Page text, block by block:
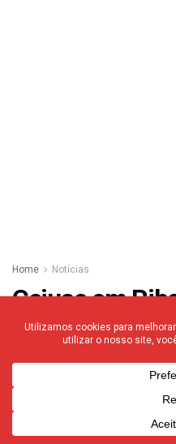
Home Notícias
Cejusc em
projeto para
de DNA; em
custa cerca de
Procedimento é
tipos de conflitos